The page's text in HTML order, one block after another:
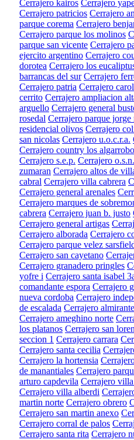
Cerrajero kairos Cerrajero
Cerrajero patricios Cerrajero
parque corema Cerrajero
Cerrajero parque los molinos
parque san vicente Cerrajero
ejercito argentino Cerrajero
dorotea Cerrajero los
barrancas del sur Cerrajero
Cerrajero patria Cerrajero
cerrito Cerrajero ampliacion
arguello Cerrajero general
rosedal Cerrajero parque
residencial olivos Cerrajero
san nicolas Cerrajero u.o.c.r.a.
Cerrajero country los
Cerrajero s.e.p. Cerrajero o.s.n.
zumaran Cerrajero altos de
cabral Cerrajero villa cabrera
Cerrajero general arenales
Cerrajero marques de
cabrera Cerrajero juan b. justo
Cerrajero general artigas
Cerrajero alborada Cerrajero
Cerrajero parque velez
Cerrajero san cayetano
Cerrajero granadero pringles
yofre i Cerrajero santa isabel
comandante espora Cerrajero
nueva cordoba Cerrajero
de escalada Cerrajero
Cerrajero ameghino norte
los platanos Cerrajero san
seccion 1 Cerrajero carrara
Cerrajero santa cecilia
Cerrajero la hortensia
de manantiales Cerrajero
arturo capdevila Cerrajero villa
Cerrajero villa alberdi
martin norte Cerrajero obrero
Cerrajero san martin anexo
Cerrajero corral de palos
Cerrajero santa rita Cerrajero